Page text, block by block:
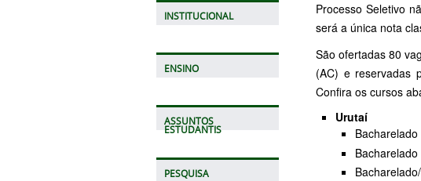
INSTITUCIONAL
ENSINO
ASSUNTOS
ESTUDANTIS
PESQUISA
Processo Seletivo
será a única nota
São ofertadas 80
(AC) e reservadas
Confira os cursos
Urutaí